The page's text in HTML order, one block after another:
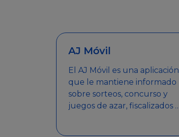
AJ Móvil
El AJ Móvil es una aplicación
que le mantiene informado
sobre sorteos, concurso y
juegos de azar, fiscalizados y